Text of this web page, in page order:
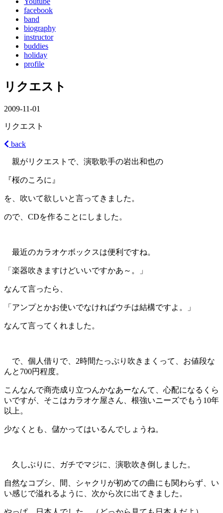
facebook
band
biography
instructor
buddies
holiday
profile
リクエスト
2009-11-01
リクエスト
back
親がリクエストで、演歌歌手の岩出和也の
『桜のころに』
を、吹いて欲しいと言ってきました。
ので、CDを作ることにしました。
最近のカラオケボックスは便利ですね。
「楽器吹きますけどいいですかあ～。」
なんて言ったら、
「アンプとかお使いでなければウチは結構ですよ。」
なんて言ってくれました。
で、個人借りで、2時間たっぷり吹きまくって、お値段な
んと700円程度。
こんなんで商売成り立つんかなあーなんて、心配になるくら
いですが、そこはカラオケ屋さん、根強いニーズでもう10年
以上。
少なくとも、儲かってはいるんでしょうね。
久しぶりに、ガチでマジに、演歌吹き倒しました。
自然なコブシ、間、シャクリが初めての曲にも関わらず、い
い感じで溢れるように、次から次に出てきました。